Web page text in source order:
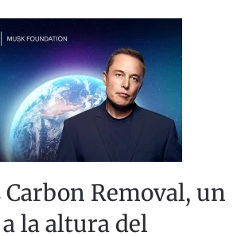
Carbon Removal, un
la altura del